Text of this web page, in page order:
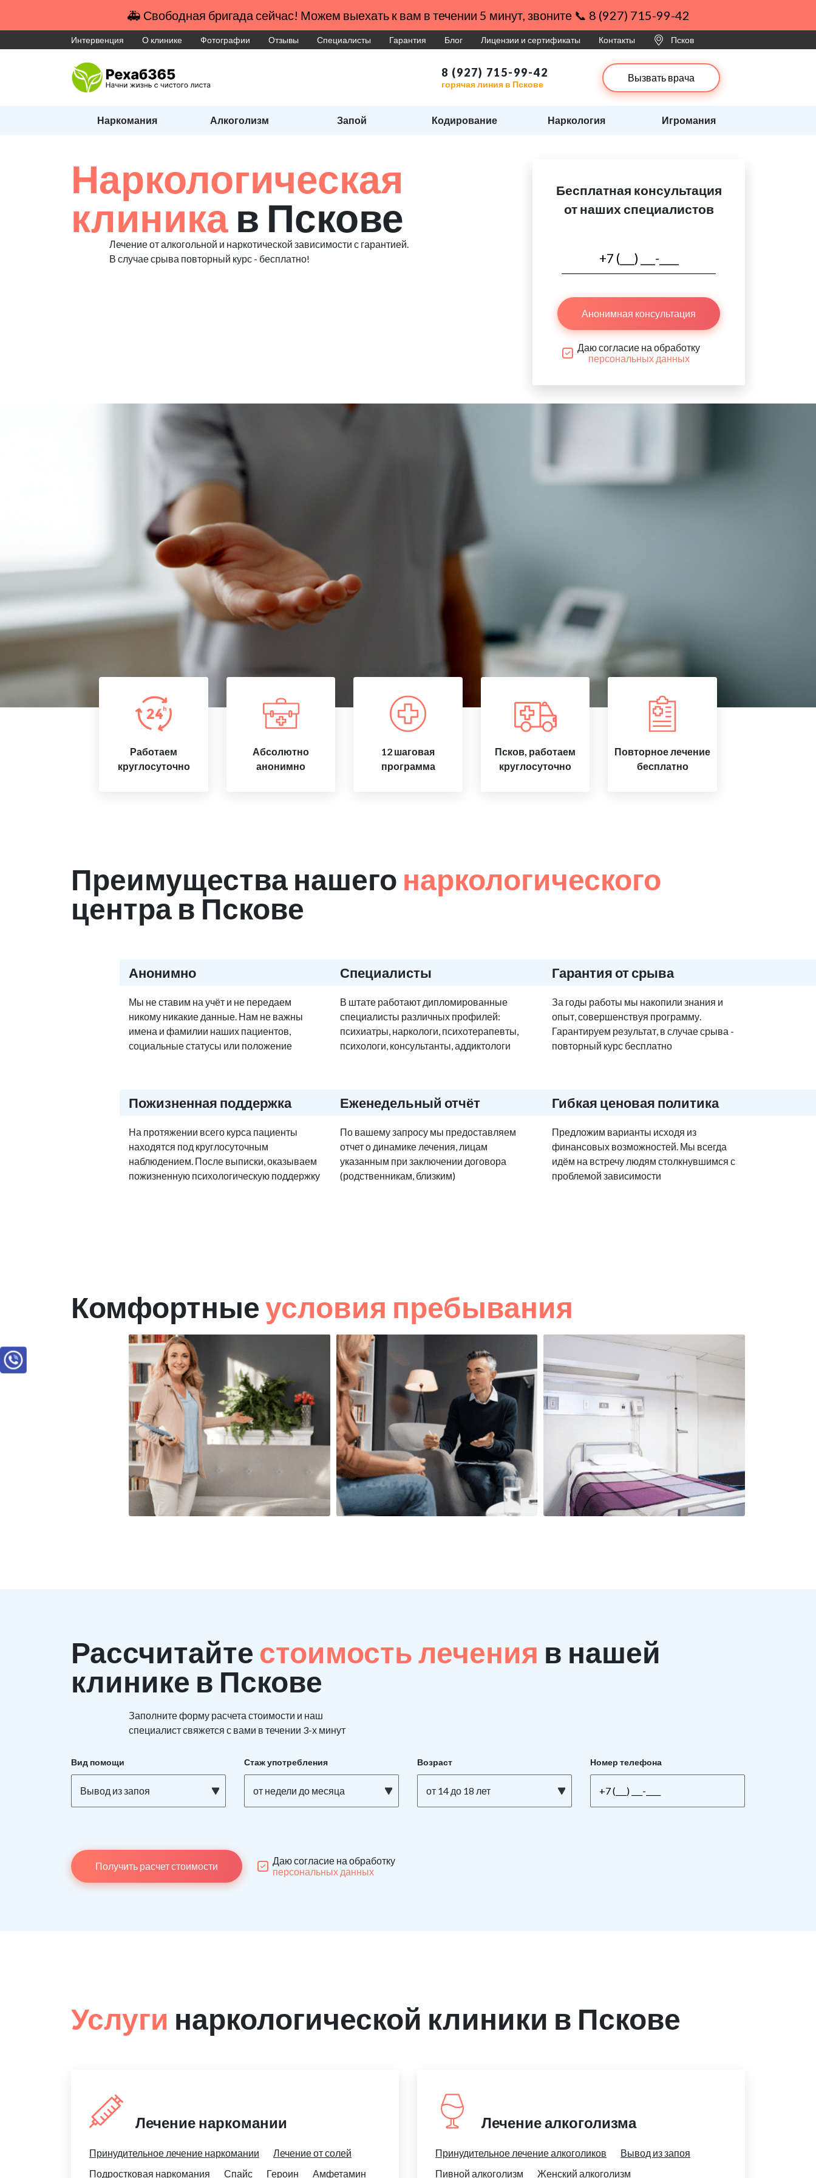
🚑 Свободная бригада сейчас! Можем выехать к вам в течении 5 минут, звоните 📞 8 (927) 715-99-42
Интервенция О клинике Фотографии Отзывы Специалисты Гарантия Блог Лицензии и сертификаты Контакты Псков
8 (927) 715-99-42
горячая линия в Пскове
Вызвать врача
Наркомания Алкоголизм Запой Кодирование Наркология Игромания
Наркологическая
клиника в Пскове
Лечение от алкогольной и наркотической зависимости с гарантией.
В случае срыва повторный курс - бесплатно!
Бесплатная консультация
от наших специалистов
Анонимная консультация
Даю согласие на обработку
персональных данных
Работаем
круглосуточно
Абсолютно
анонимно
12 шаговая
программа
Псков, работаем
круглосуточно
Повторное лечение
бесплатно
Преимущества нашего наркологического
центра в Пскове
Анонимно
Мы не ставим на учёт и не передаем
никому никакие данные. Нам не важны
имена и фамилии наших пациентов,
социальные статусы или положение
Специалисты
В штате работают дипломированные
специалисты различных профилей:
психиатры, наркологи, психотерапевты,
психологи, консультанты, аддиктологи
Гарантия от срыва
За годы работы мы накопили знания и
опыт, совершенствуя программу.
Гарантируем результат, в случае срыва -
повторный курс бесплатно
Пожизненная поддержка
На протяжении всего курса пациенты
находятся под круглосуточным
наблюдением. После выписки, оказываем
пожизненную психологическую поддержку
Еженедельный отчёт
По вашему запросу мы предоставляем
отчет о динамике лечения, лицам
указанным при заключении договора
(родственникам, близким)
Гибкая ценовая политика
Предложим варианты исходя из
финансовых возможностей. Мы всегда
идём на встречу людям столкнувшимся с
проблемой зависимости
Комфортныеусловия пребывания
Рассчитайте стоимость лечения в нашей
клинике в Пскове
Заполните форму расчета стоимости и наш
специалист свяжется с вами в течении 3-х минут
Вид помощи
Вывод из запоя
Стаж употребления
от недели до месяца
Возраст
от 14 до 18 лет
Номер телефона
Получить расчет стоимости
Даю согласие на обработку
персональных данных
Услуги наркологической клиники в Пскове
Лечение наркомании
Принудительное лечение наркомании
Лечение от солей
Подростковая наркомания
Спайс Героин Амфетамин
Лечение алкоголизма
Принудительное лечение алкоголиков
Вывод из запоя
Пивной алкоголизм
Женский алкоголизм